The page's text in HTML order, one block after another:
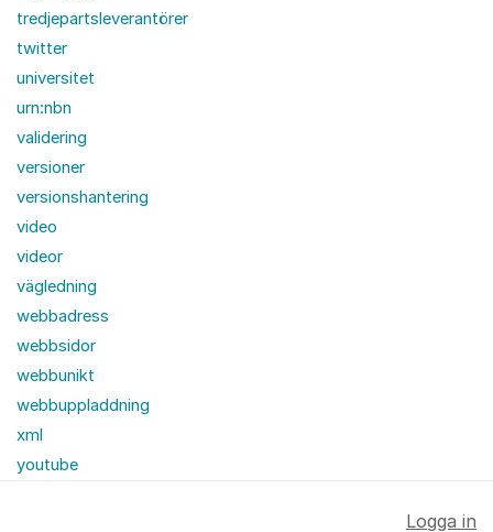
tredjepartsleverantörer
twitter
universitet
urn:nbn
validering
versioner
versionshantering
video
videor
vägledning
webbadress
webbsidor
webbunikt
webbuppladdning
xml
youtube
Logga in